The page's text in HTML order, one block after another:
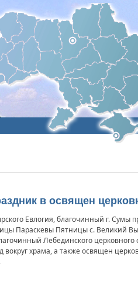
в освящен
Евлогия, благочинный г. Сумы
Параскевы Пятницы с. Великий
Лебединского
храма, а также освящен